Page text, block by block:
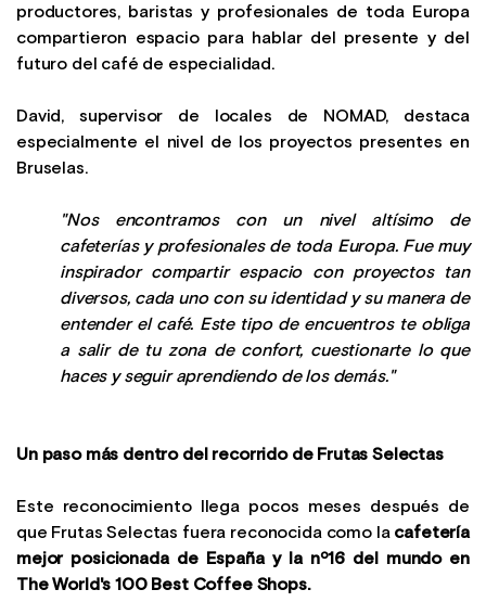
productores, baristas y profesionales de toda Europa
compartieron espacio para hablar del presente y del
futuro del café de especialidad.
David, supervisor de locales de NOMAD, destaca
especialmente el nivel de los proyectos presentes en
Bruselas.
"Nos encontramos con un nivel altísimo de
cafeterías y profesionales de toda Europa. Fue muy
inspirador compartir espacio con proyectos tan
diversos, cada uno con su identidad y su manera de
entender el café. Este tipo de encuentros te obliga
a salir de tu zona de confort, cuestionarte lo que
haces y seguir aprendiendo de los demás."
Un paso más dentro del recorrido de Frutas Selectas
Este reconocimiento llega pocos meses después de
que Frutas Selectas fuera reconocida como la cafetería
mejor posicionada de España y la nº16 del mundo en
The World's 100 Best Coffee Shops.